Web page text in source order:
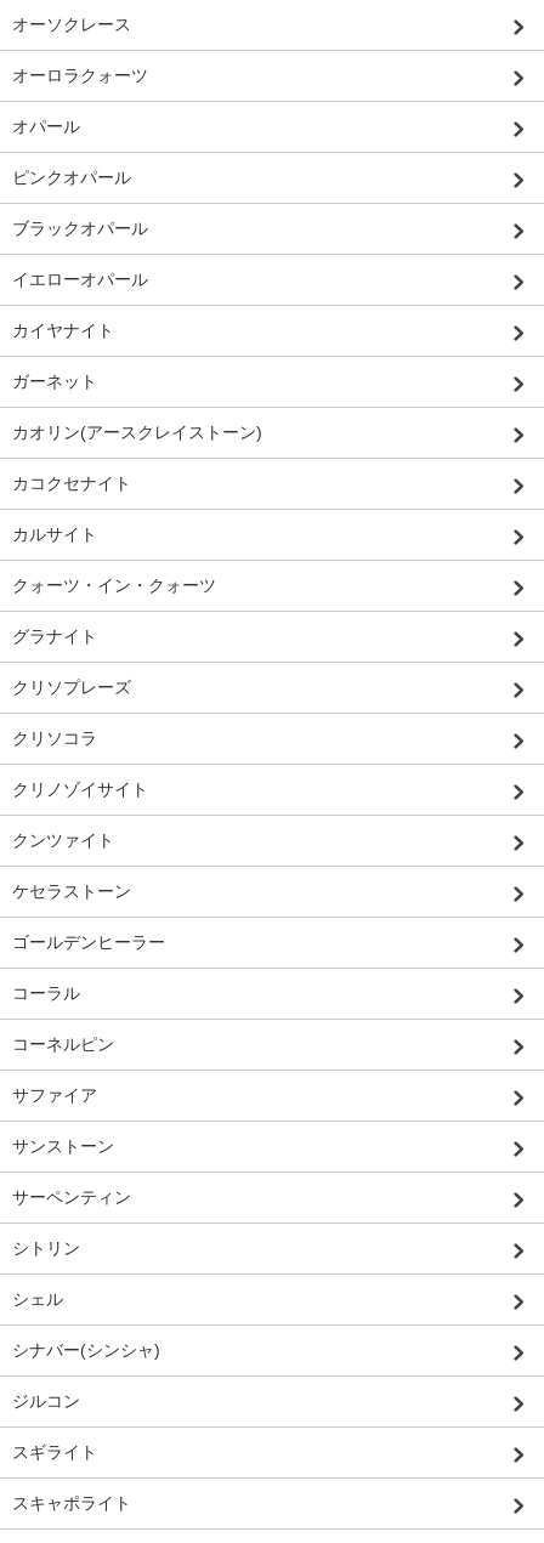
オーソクレース
オーロラクォーツ
オパール
ピンクオパール
ブラックオパール
イエローオパール
カイヤナイト
ガーネット
カオリン(アースクレイストーン)
カコクセナイト
カルサイト
クォーツ・イン・クォーツ
グラナイト
クリソプレーズ
クリソコラ
クリノゾイサイト
クンツァイト
ケセラストーン
ゴールデンヒーラー
コーラル
コーネルピン
サファイア
サンストーン
サーペンティン
シトリン
シェル
シナバー(シンシャ)
ジルコン
スギライト
スキャポライト